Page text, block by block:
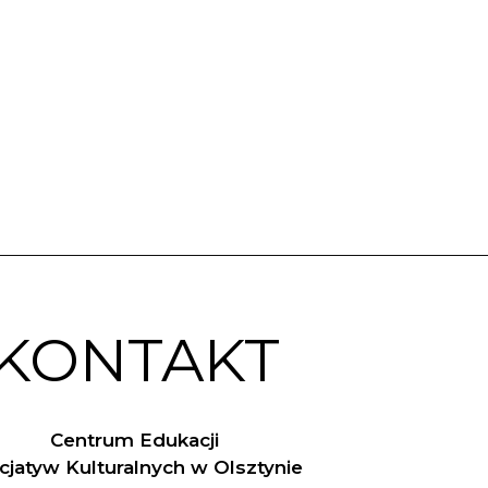
Centrum Edukacji
Kulturalnych w Olsztynie